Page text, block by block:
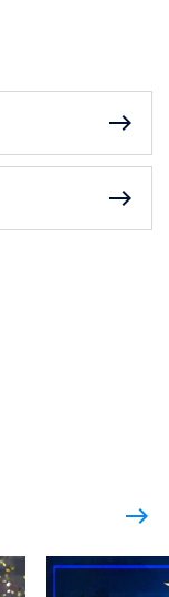
east
east
east